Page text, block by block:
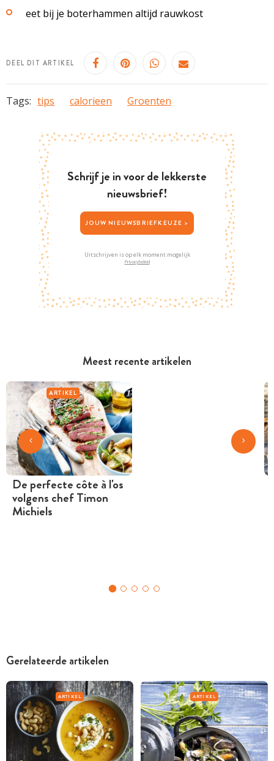
Meest recente artikelen
ARTIKEL
De perfecte côte à l'os
volgens chef Timon
Michiels
eet bij je boterhammen altijd rauwkost
DEEL DIT ARTIKEL
Tags: tips calorieen Groenten
Schrijf je in voor de lekkerste
nieuwsbrief!
JOUW NIEUWSBRIEFKEUZE >
Uitschrijven is op elk moment mogelijk
Privacybeleid
Gerelateerde artikelen
ARTIKEL ARTIKEL